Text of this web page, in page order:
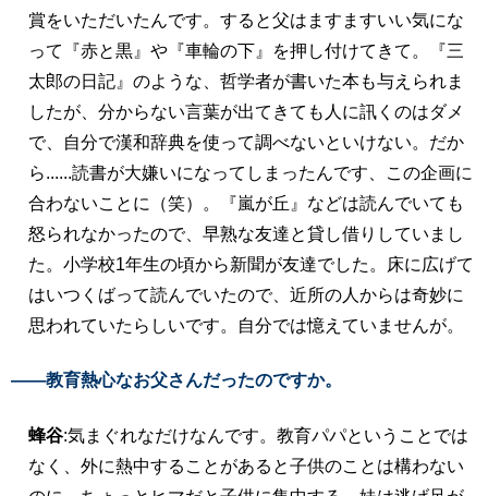
賞をいただいたんです。すると父はますますいい気にな
って『赤と黒』や『車輪の下』を押し付けてきて。『三
太郎の日記』のような、哲学者が書いた本も与えられま
したが、分からない言葉が出てきても人に訊くのはダメ
で、自分で漢和辞典を使って調べないといけない。だか
ら......読書が大嫌いになってしまったんです、この企画に
合わないことに（笑）。『嵐が丘』などは読んでいても
怒られなかったので、早熟な友達と貸し借りしていまし
た。小学校1年生の頃から新聞が友達でした。床に広げて
はいつくばって読んでいたので、近所の人からは奇妙に
思われていたらしいです。自分では憶えていませんが。
――教育熱心なお父さんだったのですか。
蜂谷:気まぐれなだけなんです。教育パパということでは
なく、外に熱中することがあると子供のことは構わない